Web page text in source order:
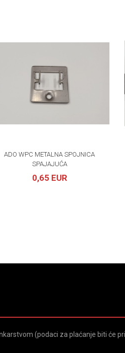
ADO WPC METALNA SPOJNICA
SPAJAJUĆA
0,65 EUR
(podaci za plaćanje biti će